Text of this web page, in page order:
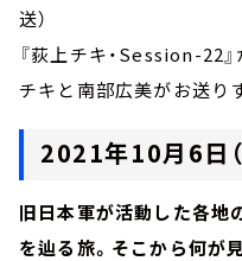
送）
『荻上チキ・Session-22
チキと南部広美がお送り
2021年10月6日
旧日本軍が活動した各地
を辿る旅。そこから何が